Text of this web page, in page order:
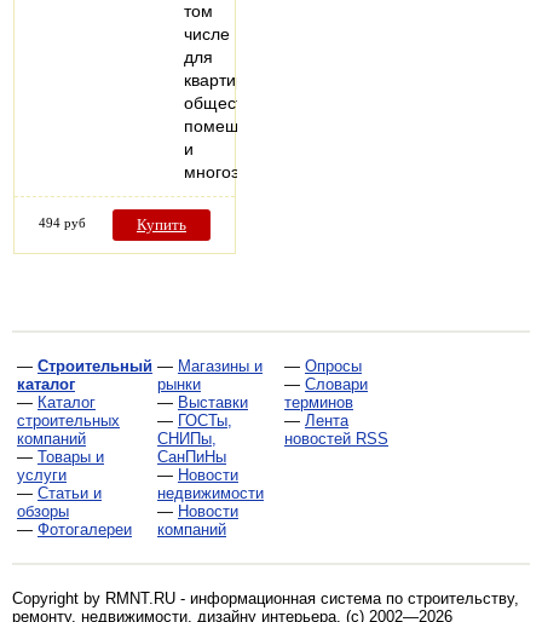
том
числе
для
квартир,
общественных
помещений
и
многоэтажных…
494 руб Купить
— Строительный
каталог
— Каталог
строительных
компаний
— Товары и
услуги
— Статьи и
обзоры
— Фотогалереи
— Магазины и
рынки
— Выставки
— ГОСТы,
СНИПы,
СанПиНы
— Новости
недвижимости
— Новости
компаний
— Опросы
— Словари
терминов
— Лента
новостей RSS
Copyright by RMNT.RU - информационная система по строительству,
ремонту, недвижимости, дизайну интерьера. (c) 2002—2026